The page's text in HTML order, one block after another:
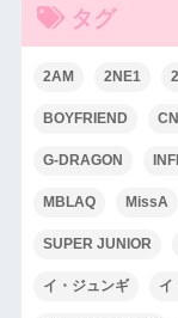
タグ
2AM 2NE1
BOYFRIEND
G-DRAGON
MBLAQ MissA
SUPER JUNIOR
イ・ジュンギ イ